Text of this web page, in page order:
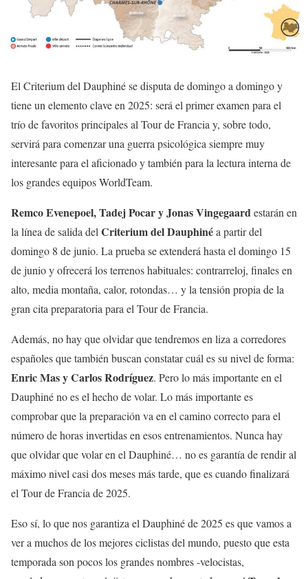
El Criterium del Dauphiné se disputa de domingo a domingo y
tiene un elemento clave en 2025: será el primer examen para el
trío de favoritos principales al Tour de Francia y, sobre todo,
servirá para comenzar una guerra psicológica siempre muy
interesante para el aficionado y también para la lectura interna de
los grandes equipos WorldTeam.
Remco Evenepoel, Tadej Pocar y Jonas Vingegaardestarán en
la línea de salida del Criterium del Dauphinéa partir del
domingo 8 de junio. La prueba se extenderá hasta el domingo 15
de junio y ofrecerá los terrenos habituales: contrarreloj, finales en
alto, media montaña, calor, rotondas… y la tensión propia de la
gran cita preparatoria para el Tour de Francia.
Además, no hay que olvidar que tendremos en liza a corredores
españoles que también buscan constatar cuál es su nivel de forma:
Enric Mas y Carlos Rodríguez. Pero lo más importante en el
Dauphiné no es el hecho de volar. Lo más importante es
comprobar que la preparación va en el camino correcto para el
número de horas invertidas en esos entrenamientos. Nunca hay
que olvidar que volar en el Dauphiné… no es garantía de rendir al
máximo nivel casi dos meses más tarde, que es cuando finalizará
el Tour de Francia de 2025.
Eso sí, lo que nos garantiza el Dauphiné de 2025 es que vamos a
ver a muchos de los mejores ciclistas del mundo, puesto que esta
temporada son pocos los grandes nombres -velocistas,